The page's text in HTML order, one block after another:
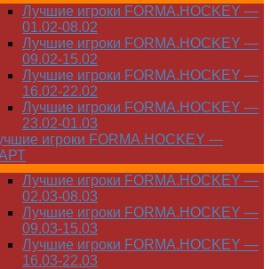
Лучшие игроки FORMA.HOCKEY —
01.02-08.02
Лучшие игроки FORMA.HOCKEY —
09.02-15.02
Лучшие игроки FORMA.HOCKEY —
16.02-22.02
Лучшие игроки FORMA.HOCKEY —
23.02-01.03
игроки FORMA.HOCKEY —
Лучшие игроки FORMA.HOCKEY —
02.03-08.03
Лучшие игроки FORMA.HOCKEY —
09.03-15.03
Лучшие игроки FORMA.HOCKEY —
16.03-22.03